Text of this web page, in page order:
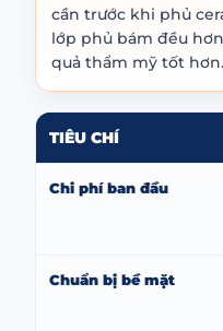
cần trước khi phủ
lớp phủ bám đều
quả thẩm mỹ tốt hơn.
TIÊU CHÍ
Chi phí ban đầu
Chuẩn bị bề mặt